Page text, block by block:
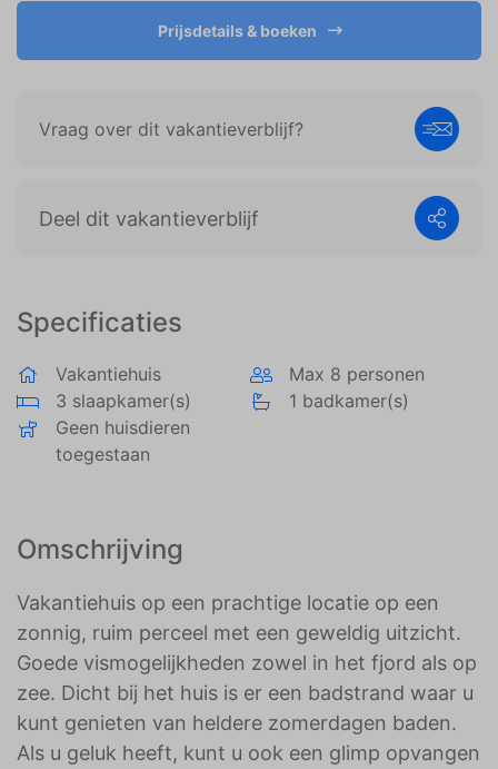
Specificaties
Vakantiehuis
Max 8 personen
3 slaapkamer(s)
1 badkamer(s)
Geen huisdieren
toegestaan
Omschrijving
Vakantiehuis op een prachtige locatie op een
zonnig, ruim perceel met een geweldig uitzicht.
Goede vismogelijkheden zowel in het fjord als op
zee. Dicht bij het huis is er een badstrand waar u
kunt genieten van heldere zomerdagen baden.
Als u geluk heeft, kunt u ook een glimp opvangen
Prijsdetails & boeken
Vraag over dit vakantieverblijf?
Deel dit vakantieverblijf
weergeven die zijn afgestemd op en relevant zijn
voor de individuele gebruiker. Deze advertenties